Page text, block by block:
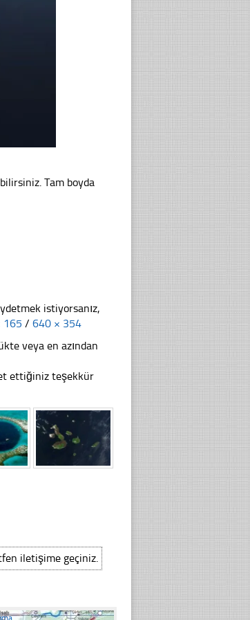
Tam boyda
istiyorsanız,
165 / 640 × 354
veya en azından
ettiğiniz teşekkür
iletişime geçiniz.